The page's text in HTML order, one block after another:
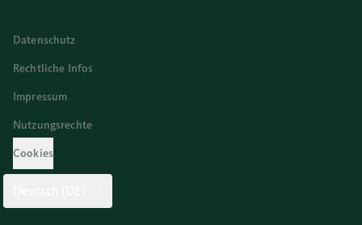
Datenschutz
Rechtliche Infos
Impressum
Nutzungsrechte
Cookies